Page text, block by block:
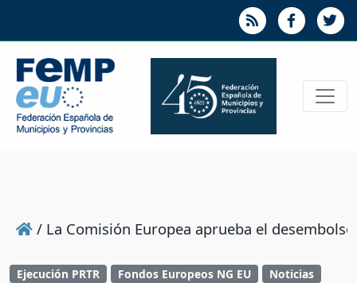
/ La Comisión Europea aprueba el
Ejecución PRTR Fondos Europeos NG EU Noticias